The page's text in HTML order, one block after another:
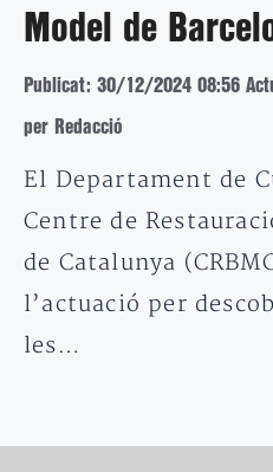
Model de
Publicat: 30/12/2024 08:56
per Redacció
El Departament de
Centre de
de Catalunya
l’actuació per
les…